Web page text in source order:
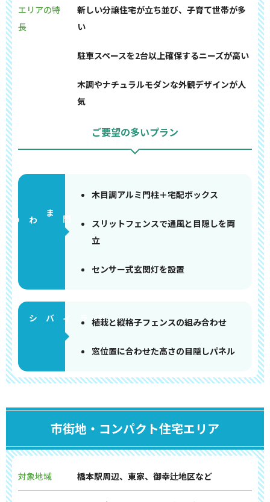
エリアの特
長
新しい分譲住宅が立ち並び、子育て世帯が多
い
駐車スペースを2台以上確保するニーズが高い
木調やナチュラルモダンな外観デザインが人
気
ご要望の多いプラン
門まわり
木目調アルミ門柱＋宅配ボックス
スリットフェンスで通風と目隠しを両
立
センサー式玄関灯を設置
植栽と縦格子フェンスの組み合わせ
窓位置に合わせた高さの目隠しパネル
市街地・コンパクト住宅エリア
対象地域 橋本駅周辺、東家、御幸辻地区など